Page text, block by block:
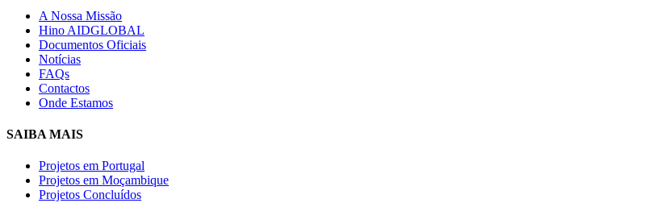
A Nossa Missão
Hino AIDGLOBAL
Documentos Oficiais
Notícias
FAQs
Contactos
Onde Estamos
SAIBA MAIS
Projetos em Portugal
Projetos em Moçambique
Projetos Concluídos